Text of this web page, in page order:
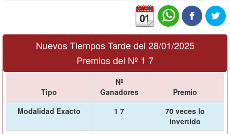
Nuevos Tiempos Tarde del 28/01/2025
Premios del Nº 1 7
Tipo
Nº
Ganadores
Premio
Modalidad Exacto
1 7
70 veces lo
invertido